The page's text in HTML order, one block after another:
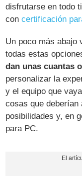
disfrutarse en todo
concertificación
Un poco más abajo
todas estas
dan unas cuantas
personalizar la
y el equipo que
cosas que deberían
posibilidades y, en
para PC.